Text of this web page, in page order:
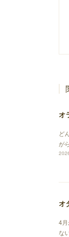
オ
ど
が
オ
4
な